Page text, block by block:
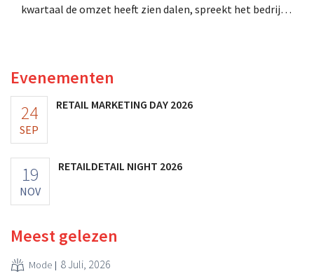
kwartaal de omzet heeft zien dalen, spreekt het bedrijf
Evenementen
24
SEP
RETAIL MARKETING DAY 2026
19
NOV
RETAILDETAIL NIGHT 2026
Meest gelezen
Mode 8 Juli, 2026